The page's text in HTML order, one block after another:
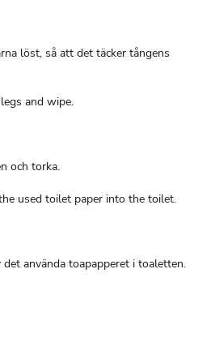
löst, så att det täcker tångens
and wipe.
och torka.
used toilet paper into the toilet.
använda toapapperet i toaletten.